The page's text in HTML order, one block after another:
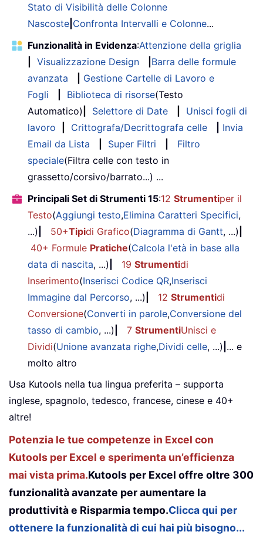
Stato di Visibilità delle Colonne
Nascoste Confronta Intervalli e Colonne...
Funzionalità in Evidenza:Attenzione della griglia
Visualizzazione Design
Barra delle formule
avanzata
Gestione Cartelle di Lavoro e
Fogli
Biblioteca di risorse(Testo
Automatico)
Selettore di Date
Unisci fogli di
lavoro
Crittografa/Decrittografa celle
Invia
Email da Lista
Super Filtri
Filtro
speciale(Filtra celle con testo in
grassetto/corsivo/barrato...) ...
Principali Set di Strumenti 15:12 Strumentiper il
Testo(Aggiungi testo,Elimina Caratteri Specifici,
...)
50+Tipidi Grafico(Diagramma di Gantt, ...)
40+ Formule Pratiche(Calcola l'età in base alla
data di nascita, ...) 19 Strumentidi
Inserimento(Inserisci Codice QR,Inserisci
Immagine dal Percorso, ...) 12 Strumentidi
Conversione(Converti in parole,Conversione del
tasso di cambio, ...) 7 StrumentiUnisci e
Dividi(Unione avanzata righe,Dividi celle, ...) ... e
molto altro
Usa Kutools nella tua lingua preferita – supporta
inglese, spagnolo, tedesco, francese, cinese e 40+
altre!
Potenzia le tue competenze in Excel con
Kutools per Excel e sperimenta un’efficienza
mai vista prima.Kutools per Excel offre oltre 300
funzionalità avanzate per aumentare la
produttività e Risparmia tempo.Clicca qui per
ottenere la funzionalità di cui hai più bisogno...